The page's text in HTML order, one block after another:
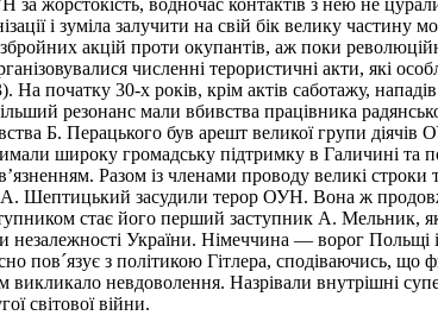
за жорстокість, водночас контактів з нею не
і зуміла залучити на свій бік велику частину
акцій проти окупантів, аж поки
численні терористичні акти, які
На початку 30-х років, крім актів саботажу,
резонанс мали вбивства працівника
Б. Перацького був арешт великої групи
широку громадську підтримку в Галичині та
Разом із членами проводу великі
А. Шептицький засудили терор ОУН. Вона ж
стає його перший заступник А. Мельник,
незалежності України. Німеччина — ворог
пов´язує з політикою Гітлера, сподіваючись,
невдоволення. Назрівали внутрішні
світової війни.